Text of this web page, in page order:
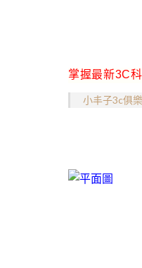
掌握最新3C
小丰子3c俱